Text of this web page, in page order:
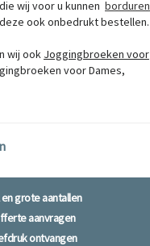
wij voor u kunnen borduren
ook onbedrukt bestellen.
wij ook Joggingbroeken voor
voor Dames,
grote aantallen
aanvragen
ontvangen